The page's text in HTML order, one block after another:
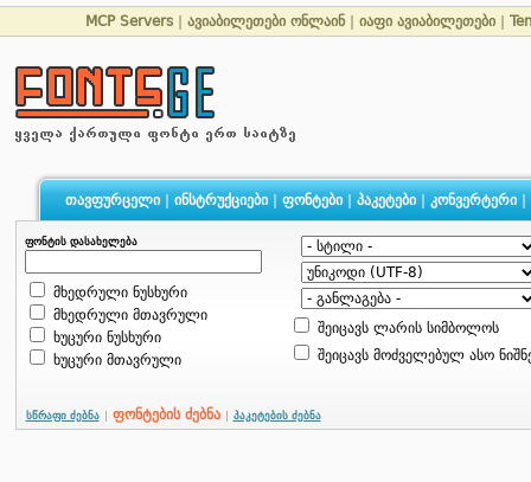
MCP Servers ავიაბილეთები ონლაინ იაფი ავიაბილეთები
თავფურცელი| ინსტრუქციები| ფონტები| პაკეტები| კონვერტერი|
ფონტის დასახელება
მხედრული ნუსხური
მხედრული მთავრული
ხუცური ნუსხური
ხუცური მთავრული
შეიცავს ლარის სიმბოლოს
შეიცავს მოძველებულ ასო
სწრაფი ძებნა ფონტების ძებნა პაკეტების ძებნა